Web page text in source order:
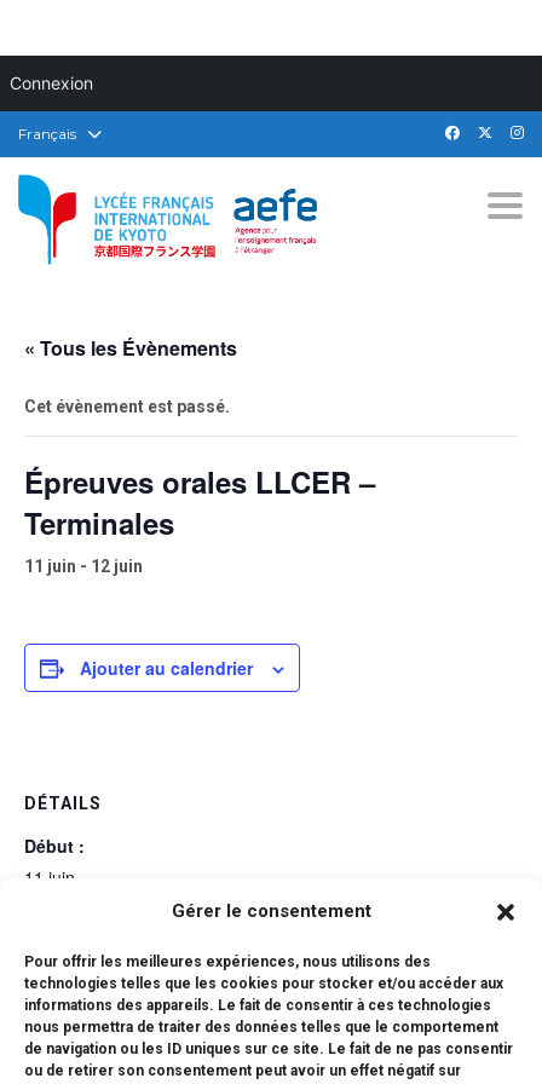
Gérer le consentement
Pour offrir les meilleures expériences, nous utilisons des
technologies telles que les cookies pour stocker et/ou accéder aux
informations des appareils. Le fait de consentir à ces technologies
nous permettra de traiter des données telles que le comportement
de navigation ou les ID uniques sur ce site. Le fait de ne pas consentir
ou de retirer son consentement peut avoir un effet négatif sur
Connexion
Français
« Tous les Évènements
Cet évènement est passé.
Épreuves orales LLCER –
Terminales
11 juin - 12 juin
Ajouter au calendrier
DÉTAILS
Début :
11 juin
Catégorie d’Évènement:
Examens